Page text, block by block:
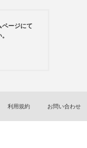
ページにて
利用規約 お問い合わせ